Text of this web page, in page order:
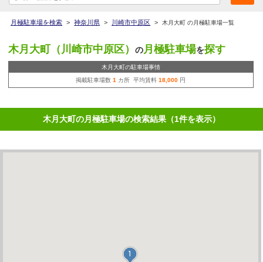
月極駐車場を検索 > 神奈川県 > 川崎市中原区 > 木月大町 の月極駐車場一覧
木月大町（川崎市中原区） の月極駐車場を探す
木月大町の駐車場事情
掲載駐車場数1 カ所 平均賃料18,000 円
木月大町の月極駐車場の検索結果（1件を表示）